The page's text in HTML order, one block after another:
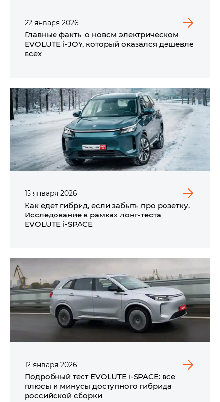
22 января 2026
Главные факты о новом электрическом
EVOLUTE i‑JOY, который оказался дешевле
всех
15 января 2026
Как едет гибрид, если забыть про розетку.
Исследование в рамках лонг-теста
EVOLUTE i‑SPACE
12 января 2026
Подробный тест EVOLUTE i‑SPACE: все
плюсы и минусы доступного гибрида
российской сборки